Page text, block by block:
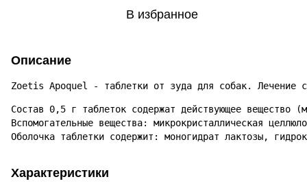
В избранное
Описание
Zoetis Apoquel - таблетки от зуда для собак. Лечение
Состав 0,5 г таблеток содержат действующее
Вспомогательные вещества: микрокристаллическая
Оболочка таблетки содержит: моногидрат лактозы,
Характеристики